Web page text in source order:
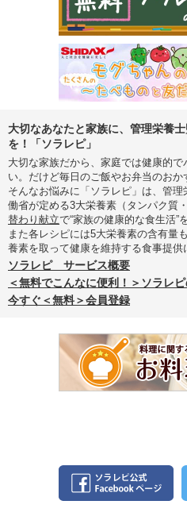
大切なあなたと家族に、管理栄養
を！「ソラレピ」
大切な家族だから、家庭では健康的
い。だけど毎日のご飯やお弁当のお
そんなお悩みに「ソラレピ」は、管
働省が定める3大栄養素（タンパク質
替わり献立で“家族の健康的な食生活”
また各レシピには5大栄養素の含有量
養素を取って健康を維持する食事提供
ソラレピ サービス概要
＜無料でこんなに便利！＞ソラレ
今すぐ＜無料＞会員登録